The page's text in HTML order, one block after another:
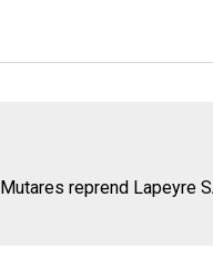
Mutares reprend Lapeyre